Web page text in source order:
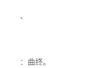
、
：曲终。